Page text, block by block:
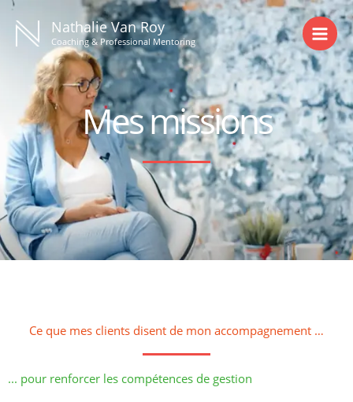
Aller
contenu
Nathalie Van Roy
Coaching & Professional Mentoring
Mes missions
Ce que mes clients disent de mon accompagnement …
... pour renforcer les compétences de gestion